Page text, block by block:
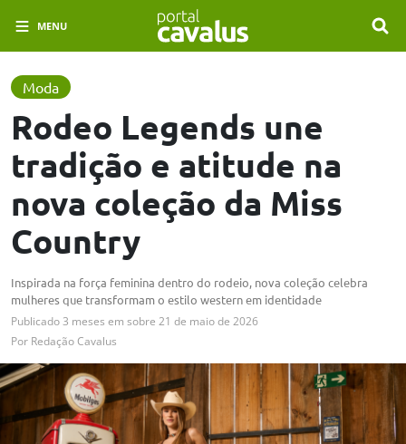
MENU
Moda
Rodeo Legends une
tradição e atitude na
nova coleção da Miss
Country
Inspirada na força feminina dentro do rodeio, nova coleção celebra
mulheres que transformam o estilo western em identidade
Publicado3 meses em sobre 21 de maio de 2026
Por Redação Cavalus